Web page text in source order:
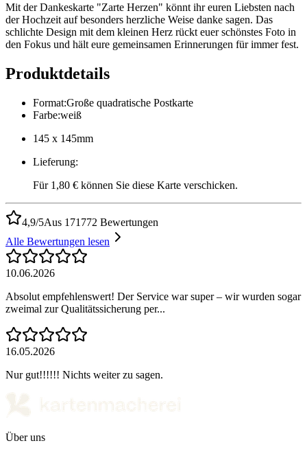
Mit der Dankeskarte "Zarte Herzen" könnt ihr euren Liebsten nach
der Hochzeit auf besonders herzliche Weise danke sagen. Das
schlichte Design mit dem kleinen Herz rückt euer schönstes Foto in
den Fokus und hält eure gemeinsamen Erinnerungen für immer fest.
Produktdetails
Format:Große quadratische Postkarte
Farbe:weiß
145 x 145mm
Lieferung:
Für 1,80 € können Sie diese Karte verschicken.
4,9/5Aus 171772 Bewertungen
Alle Bewertungen lesen
10.06.2026
Absolut empfehlenswert! Der Service war super – wir wurden sogar
zweimal zur Qualitätssicherung per...
16.05.2026
Nur gut!!!!!! Nichts weiter zu sagen.
Über uns